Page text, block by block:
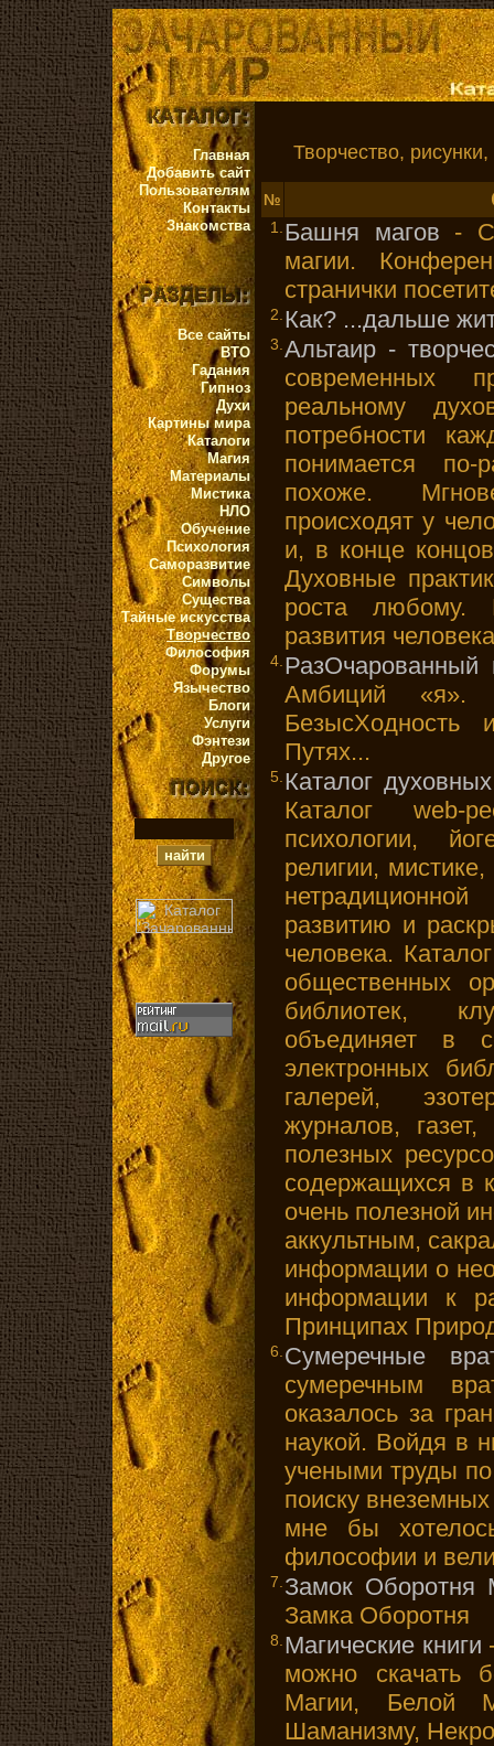
Главная
Добавить сайт
Пользователям
Контакты
Знакомства
Все сайты
ВТО
Гадания
Гипноз
Духи
Картины мира
Каталоги
Магия
Материалы
Мистика
НЛО
Обучение
Психология
Саморазвитие
Символы
Существа
Тайные искусства
Творчество
Философия
Форумы
Язычество
Блоги
Услуги
Фэнтези
Другое
Творчество,
№
1. Башня магов -
магии.
странички
2. Как? ...дальше
3. Альтаир -
современных
реальному
потребности
понимается по-
похоже.
происходят у
и, в конце
Духовные
роста любому.
развития
4. РазОчарованный
Амбиций «я».
БезысХодность
Путях...
5. Каталог
Каталог web-
психологии,
религии,
развитию и
человека.
общественных
библиотек,
объединяет в
электронных
галерей,
журналов, газет,
полезных
содержащихся в
очень полезной
аккультным,
информации о
информации к
Принципах
6. Сумеречные
сумеречным
оказалось за
наукой. Войдя в
учеными труды
поиску
мне бы
философии и
7. Замок Оборотня
Замка Оборотня
8. Магические книги
можно скачать
Магии, Белой
Шаманизму,